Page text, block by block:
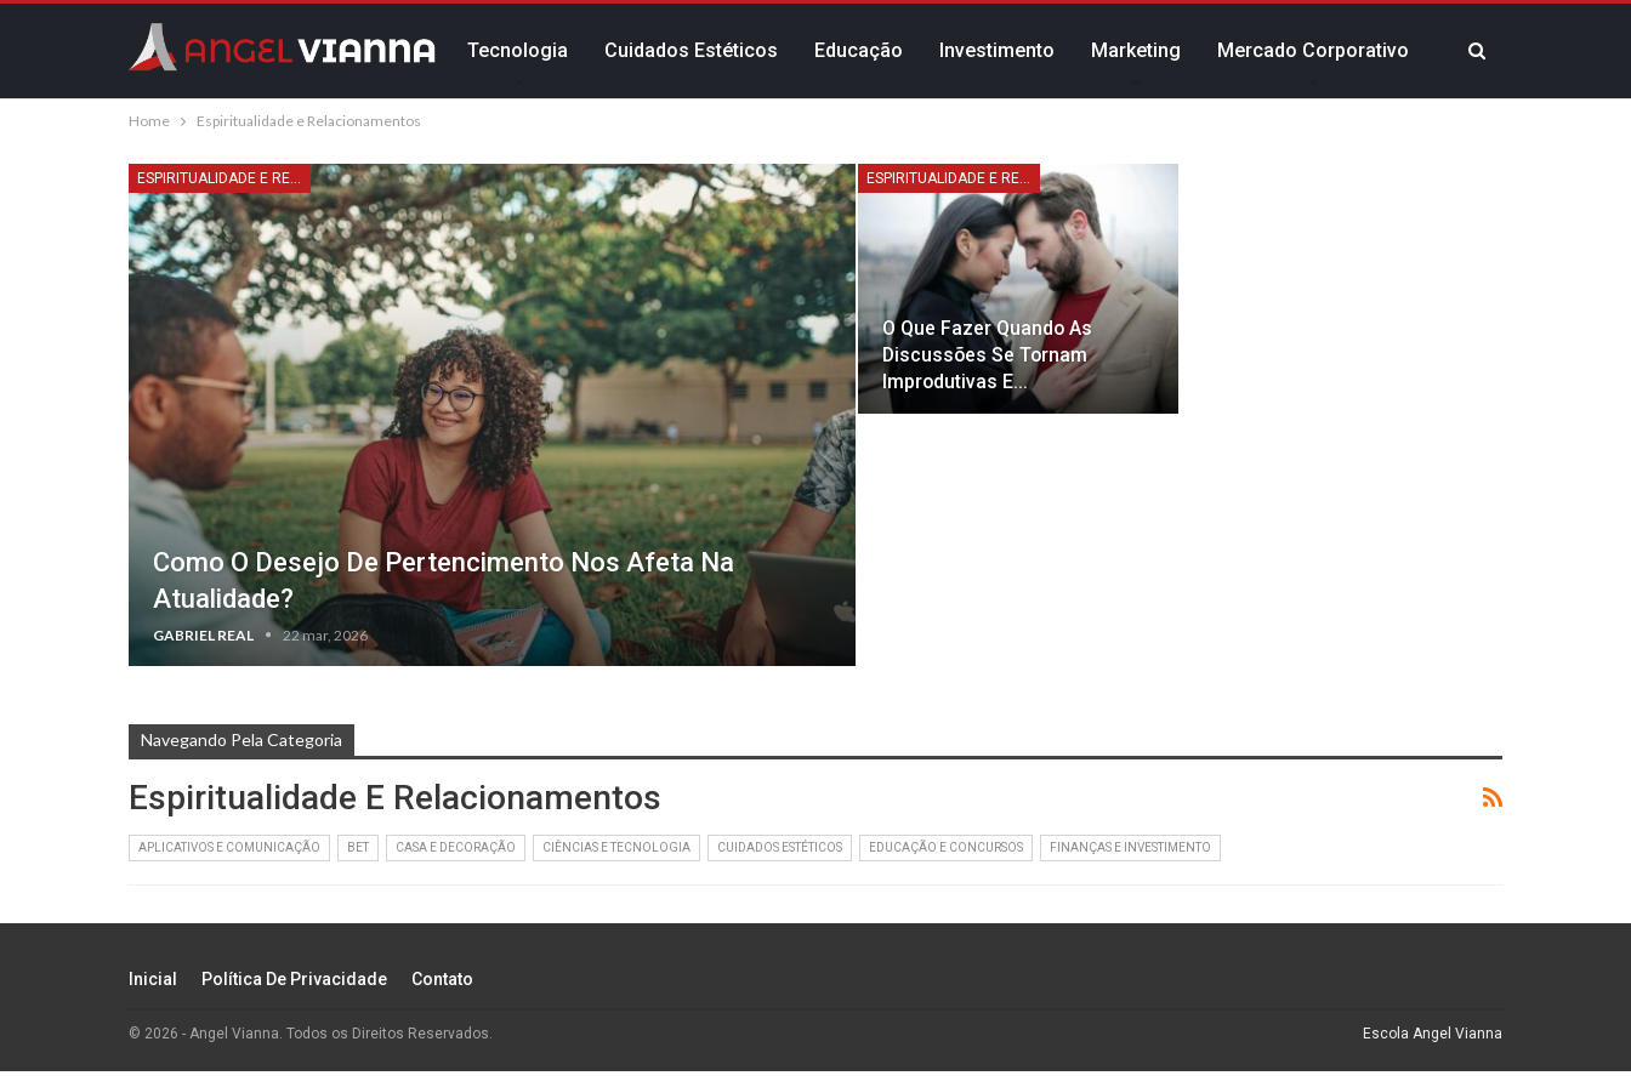
Tecnologia Cuidados Estéticos Educação Investimento Marketing Mercado Corporativo
Home Espiritualidade e Relacionamentos
ESPIRITUALIDADE E RELACIONAMENTOS
Como O Desejo De Pertencimento Nos Afeta Na
Atualidade?
GABRIEL REAL 22 mar, 2026
ESPIRITUALIDADE E RELACIONAMENTOS
O Que Fazer Quando As
Discussões Se Tornam
Improdutivas E…
Navegando Pela Categoria
Espiritualidade E Relacionamentos
APLICATIVOS E COMUNICAÇÃO BET CASA E DECORAÇÃO CIÊNCIAS E TECNOLOGIA CUIDADOS ESTÉTICOS EDUCAÇÃO E CONCURSOS FINANÇAS E INVESTIMENTO
Inicial Política De Privacidade Contato
© 2026 - Angel Vianna. Todos os Direitos Reservados. Escola Angel Vianna